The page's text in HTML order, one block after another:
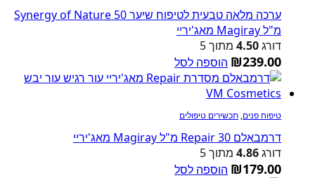
ערכה מלאה טבעית לטיפוח שיער Synergy of Nature 50
מ"ל Magiray מאג'יריי
דורג4.50 מתוך 5
₪239.00 הוספה לסל
טיפוח פנים, תכשירים טיפולים
דרמבאלם Repair 30 מ"ל Magiray מאג'יריי
דורג4.86 מתוך 5
₪179.00 הוספה לסל